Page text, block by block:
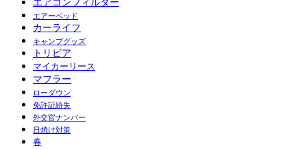
エアーベッド
カーライフ
キャンプグッズ
トリビア
マイカーリース
マフラー
ローダウン
免許証紛失
外交官ナンバー
日焼け対策
春